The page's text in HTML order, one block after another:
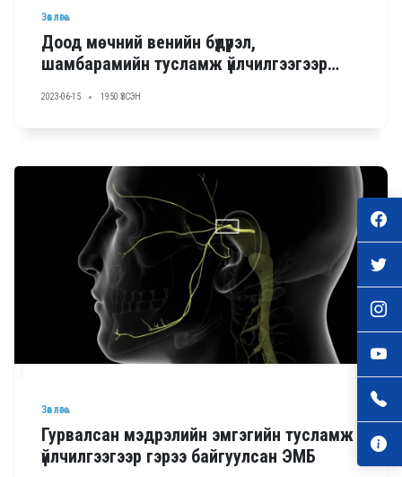
Зөвлөгөө
Доод мөчний венийн бүдүүрэл,
шамбарамийн тусламж үйлчилгээгээр
2023-06-15 1950 ҮЗСЭН
Зөвлөгөө
Гурвалсан мэдрэлийн эмгэгийн тусламж
үйлчилгээгээр гэрээ байгуулсан ЭМБ